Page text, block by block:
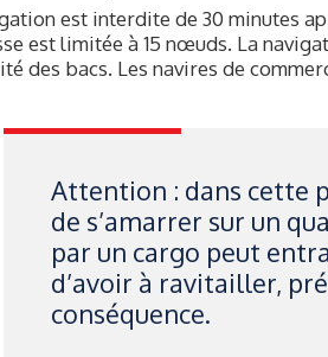
est interdite de 30 minutes
est limitée à 15 nœuds. La
des bacs. Les navires de
Attention : dans cette
de s’amarrer sur un
par un cargo peut
d’avoir à ravitailler,
conséquence.